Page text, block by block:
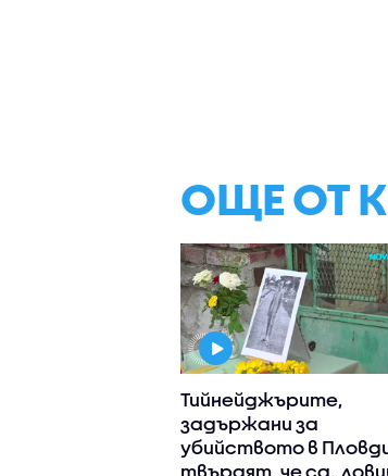
ОЩЕ ОТ
Тийнейджърите,
задържани за
убийството в
твърдят, че са